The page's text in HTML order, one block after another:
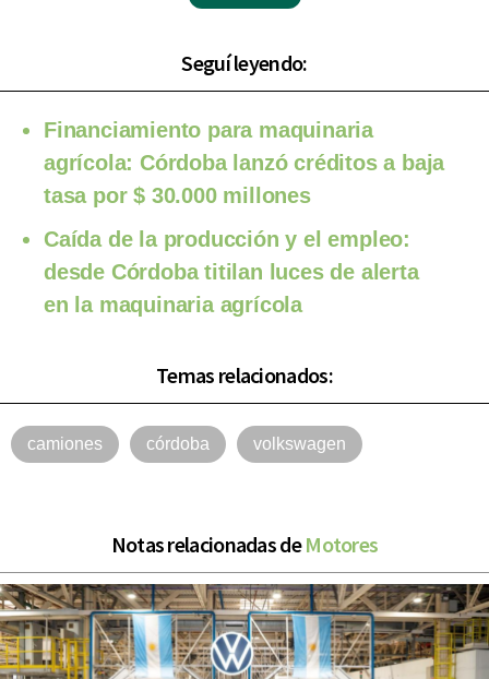
Seguí leyendo:
Financiamiento para maquinaria
agrícola: Córdoba lanzó créditos a baja
tasa por $ 30.000 millones
Caída de la producción y el empleo:
desde Córdoba titilan luces de alerta
en la maquinaria agrícola
Temas relacionados:
camiones córdoba volkswagen
Notas relacionadas deMotores